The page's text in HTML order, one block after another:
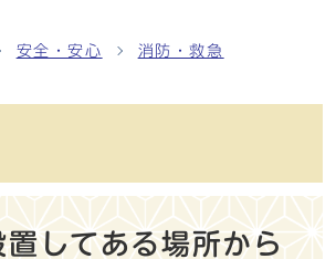
安全・安心 消防・救急
してある場所から